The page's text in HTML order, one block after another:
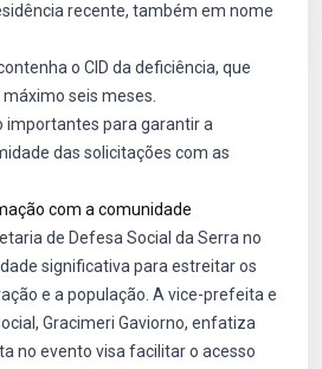
recente, também em nome
o CID da deficiência, que
seis meses.
importantes para garantir a
das solicitações com as
com a comunidade
de Defesa Social da Serra no
significativa para estreitar os
e a população. A vice-prefeita e
Gracimeri Gaviorno, enfatiza
no evento visa facilitar o acesso